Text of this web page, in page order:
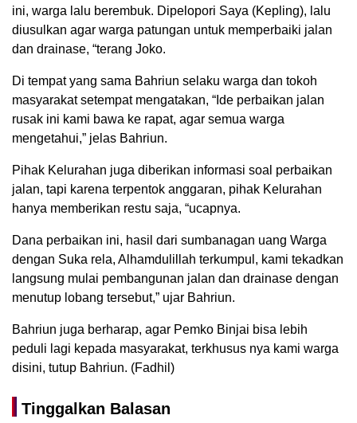
ini, warga lalu berembuk. Dipelopori Saya (Kepling), lalu
diusulkan agar warga patungan untuk memperbaiki jalan
dan drainase, “terang Joko.
Di tempat yang sama Bahriun selaku warga dan tokoh
masyarakat setempat mengatakan, “Ide perbaikan jalan
rusak ini kami bawa ke rapat, agar semua warga
mengetahui,” jelas Bahriun.
Pihak Kelurahan juga diberikan informasi soal perbaikan
jalan, tapi karena terpentok anggaran, pihak Kelurahan
hanya memberikan restu saja, “ucapnya.
Dana perbaikan ini, hasil dari sumbanagan uang Warga
dengan Suka rela, Alhamdulillah terkumpul, kami tekadkan
langsung mulai pembangunan jalan dan drainase dengan
menutup lobang tersebut,” ujar Bahriun.
Bahriun juga berharap, agar Pemko Binjai bisa lebih
peduli lagi kepada masyarakat, terkhusus nya kami warga
disini, tutup Bahriun. (Fadhil)
Tinggalkan Balasan